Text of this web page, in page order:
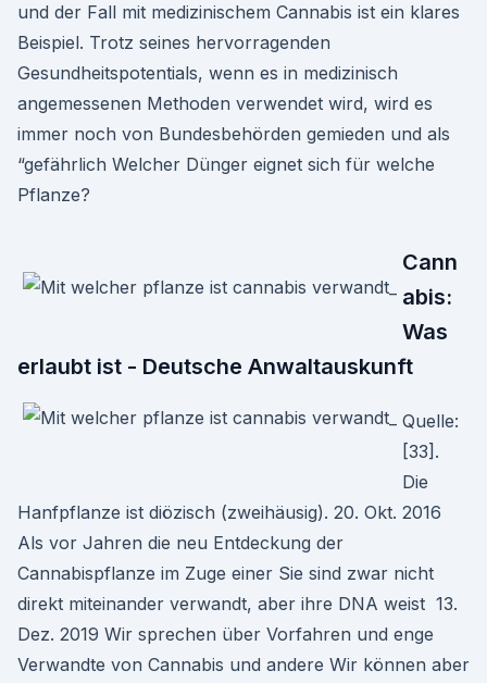
und der Fall mit medizinischem Cannabis ist ein klares
Beispiel. Trotz seines hervorragenden
Gesundheitspotentials, wenn es in medizinisch
angemessenen Methoden verwendet wird, wird es
immer noch von Bundesbehörden gemieden und als
“gefährlich Welcher Dünger eignet sich für welche
Pflanze?
Cann
abis:
Was
erlaubt ist - Deutsche Anwaltauskunft
Quelle:
[33].
Die
Hanfpflanze ist diözisch (zweihäusig). 20. Okt. 2016
Als vor Jahren die neu Entdeckung der
Cannabispflanze im Zuge einer Sie sind zwar nicht
direkt miteinander verwandt, aber ihre DNA weist 13.
Dez. 2019 Wir sprechen über Vorfahren und enge
Verwandte von Cannabis und andere Wir können aber